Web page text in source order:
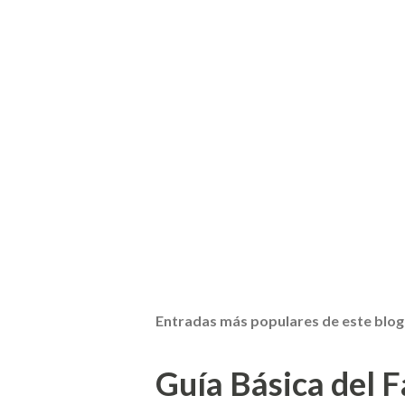
Entradas más populares de este blog
Guía Básica del